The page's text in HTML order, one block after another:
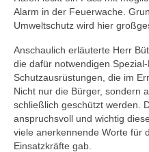
Alarm in der Feuerwache.
Umweltschutz wird hier
Anschaulich erläuterte Herr
die dafür notwendigen
Schutzausrüstungen, die im
Nicht nur die Bürger, sondern
schließlich geschützt werden.
anspruchsvoll und wichtig
viele anerkennende Worte für
Einsatzkräfte gab.